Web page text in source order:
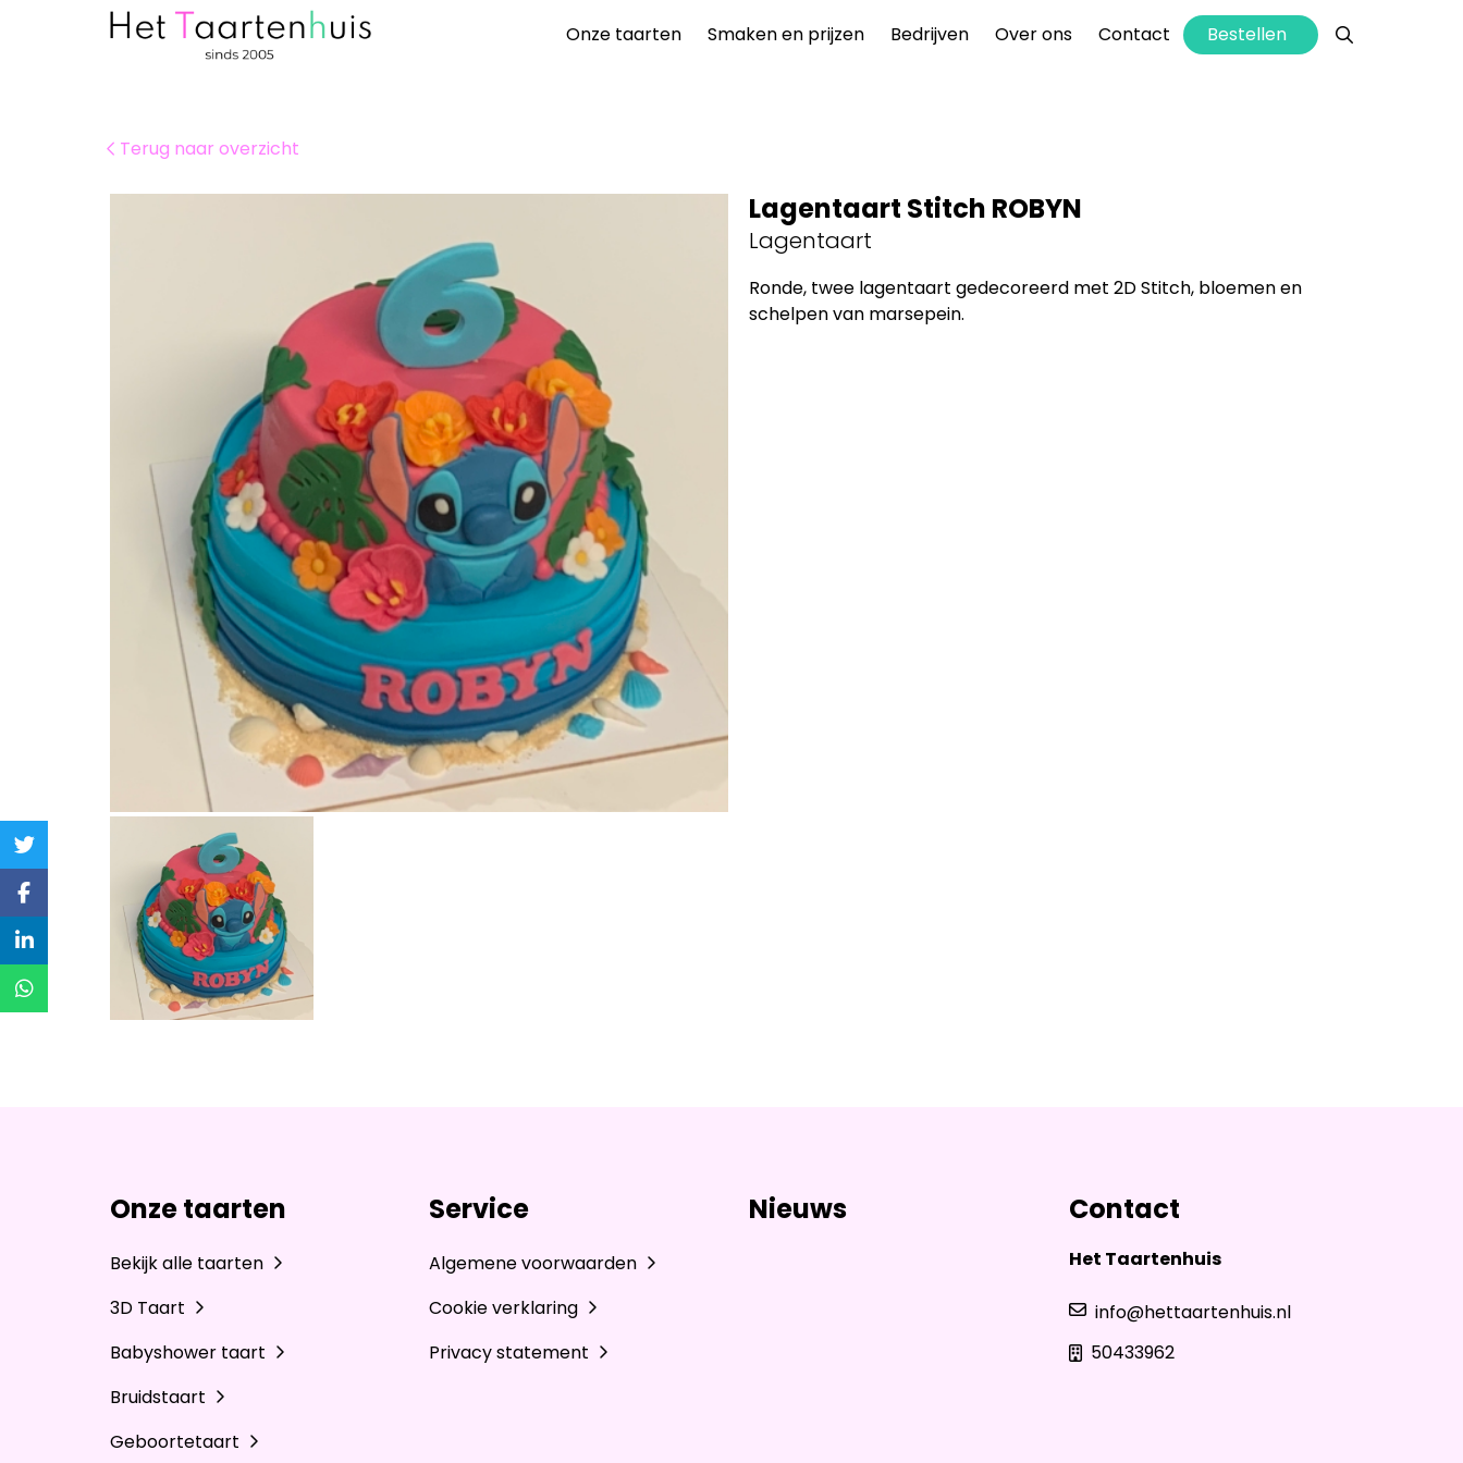
info@hettaartenhuis.nl
Onze taarten Smaken en prijzen Bedrijven Over ons Contact Bestellen
Terug naar overzicht
Lagentaart Stitch ROBYN
Lagentaart
Ronde, twee lagentaart gedecoreerd met 2D Stitch, bloemen en
schelpen van marsepein.
Onze taarten
Bekijk alle taarten
3D Taart
Babyshower taart
Bruidstaart
Geboortetaart
Service
Algemene voorwaarden
Cookie verklaring
Privacy statement
Nieuws Contact
Het Taartenhuis
info@hettaartenhuis.nl
50433962